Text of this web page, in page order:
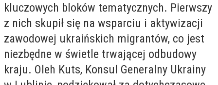
kluczowych bloków tematycznych. Pierwszy
z nich skupił się na wsparciu i aktywizacji
zawodowej ukraińskich migrantów, co jest
niezbędne w świetle trwającej odbudowy
kraju. Oleh Kuts, Konsul Generalny Ukrainy